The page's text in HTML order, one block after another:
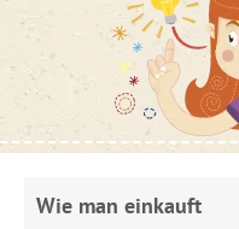
Wie man einkauft